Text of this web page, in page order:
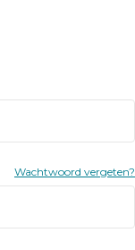
Wachtwoord vergeten?